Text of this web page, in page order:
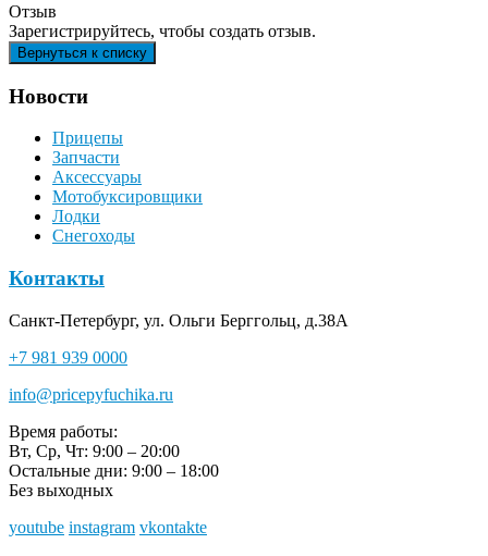
Отзыв
Зарегистрируйтесь, чтобы создать отзыв.
Новости
Прицепы
Запчасти
Аксессуары
Мотобуксировщики
Лодки
Снегоходы
Контакты
Санкт-Петербург, ул. Ольги Берггольц, д.38А
+7 981 939 0000
info@pricepyfuchika.ru
Время работы:
Вт, Ср, Чт: 9:00 – 20:00
Остальные дни: 9:00 – 18:00
Без выходных
youtube instagram vkontakte